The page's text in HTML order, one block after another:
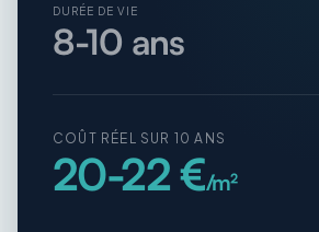
DURÉE DE VIE
8-10 ans
COÛT RÉEL SUR 10 ANS
20-22 €/m²